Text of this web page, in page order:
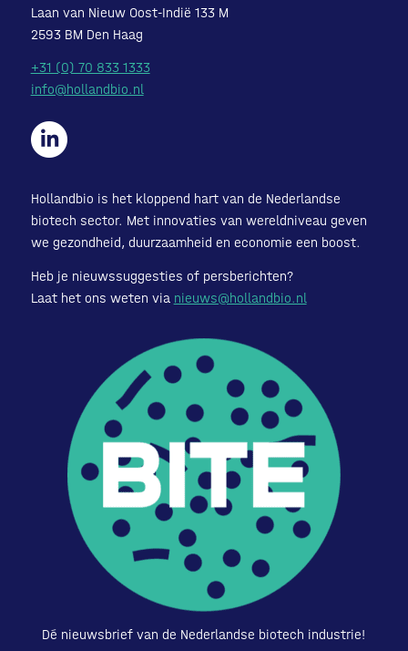
Laan van Nieuw Oost-Indië 133 M
2593 BM Den Haag
+31 (0) 70 833 1333
info@hollandbio.nl
Hollandbio is het kloppend hart van de Nederlandse
biotech sector. Met innovaties van wereldniveau geven
we gezondheid, duurzaamheid en economie een boost.
Heb je nieuwssuggesties of persberichten?
Laat het ons weten via nieuws@hollandbio.nl
Dé nieuwsbrief van de Nederlandse biotech industrie!